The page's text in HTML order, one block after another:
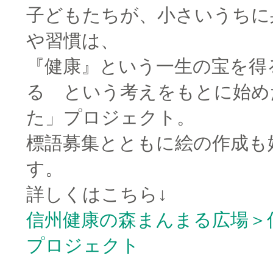
子どもたちが、小さいうち
や習慣は、
『健康』という一生の宝を
る という考えをもとに始め
た」プロジェクト。
標語募集とともに絵の作成
す。
詳しくはこちら↓
信州健康の森まんまる広場
プロジェクト